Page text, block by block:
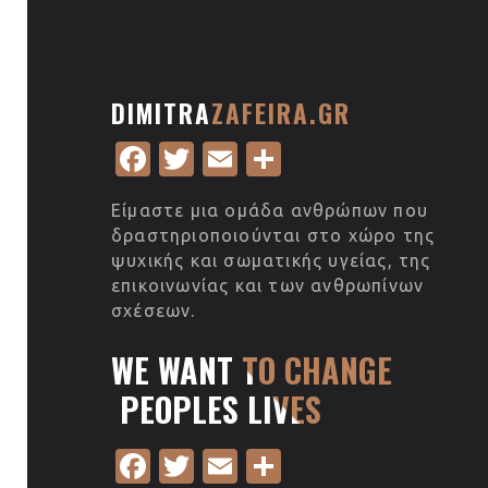
b te
DIMITRAZAFEIRA.GR
Fa
e
b
o
k
T
it
te
r
E
m
ail ar
e
Είμαστε μια ομάδα ανθρώπων που
δραστηριοποιούνται στο χώρο της
ψυχικής και σωματικής υγείας, της
επικοινωνίας και των ανθρωπίνων
σχέσεων.
WE WANT TO CHANGE
PEOPLES LIVES
Fa T
E